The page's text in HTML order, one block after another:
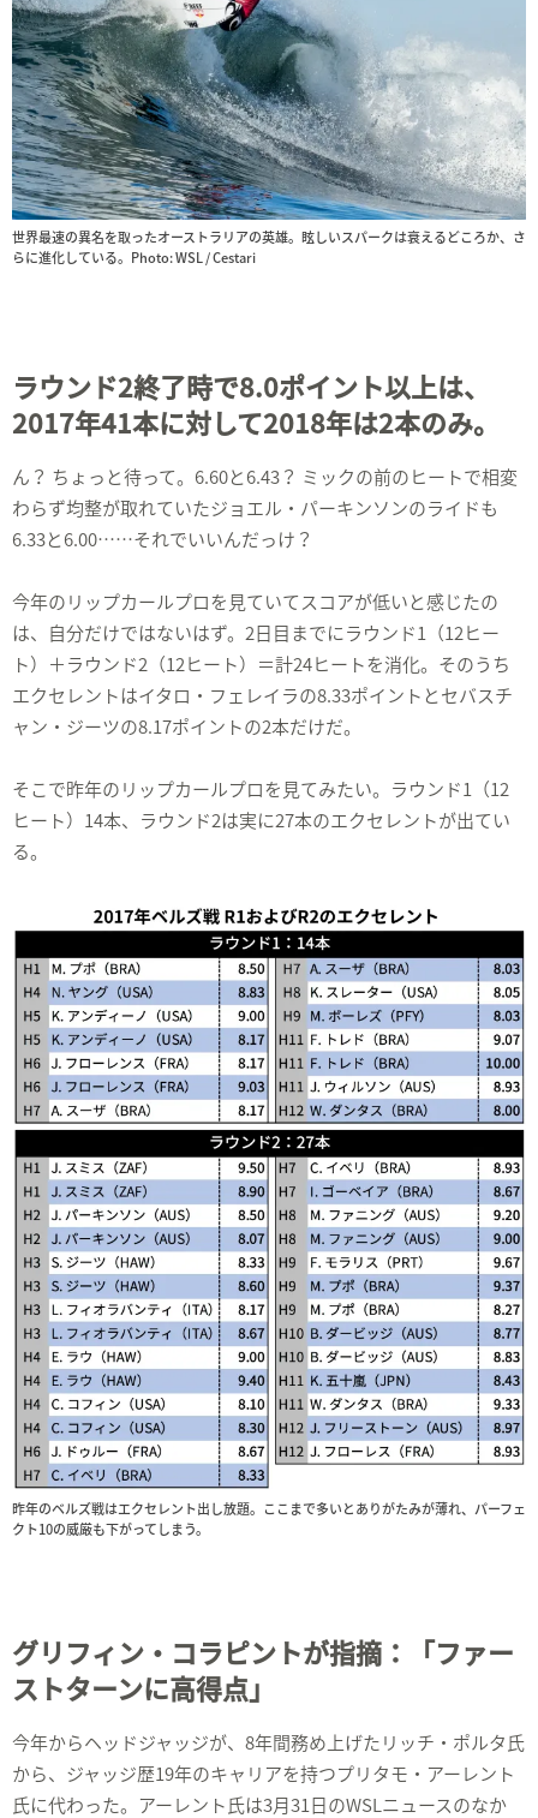
世界最速の異名を取ったオーストラリアの英雄。眩しいスパークは衰えるどころか、さ
らに進化している。Photo: WSL / Cestari
ラウンド2終了時で8.0ポイント以上は、
2017年41本に対して2018年は2本のみ。
ん？ ちょっと待って。6.60と6.43？ ミックの前のヒートで相変
わらず均整が取れていたジョエル・パーキンソンのライドも
6.33と6.00……それでいいんだっけ？
今年のリップカールプロを見ていてスコアが低いと感じたの
は、自分だけではないはず。2日目までにラウンド1（12ヒー
ト）＋ラウンド2（12ヒート）＝計24ヒートを消化。そのうち
エクセレントはイタロ・フェレイラの8.33ポイントとセバスチ
ャン・ジーツの8.17ポイントの2本だけだ。
そこで昨年のリップカールプロを見てみたい。ラウンド1（12
ヒート）14本、ラウンド2は実に27本のエクセレントが出てい
る。
昨年のベルズ戦はエクセレント出し放題。ここまで多いとありがたみが薄れ、パーフェ
クト10の威厳も下がってしまう。
グリフィン・コラピントが指摘：「ファー
ストターンに高得点」
今年からヘッドジャッジが、8年間務め上げたリッチ・ポルタ氏
から、ジャッジ歴19年のキャリアを持つプリタモ・アーレント
氏に代わった。アーレント氏は3月31日のWSLニュースのなか